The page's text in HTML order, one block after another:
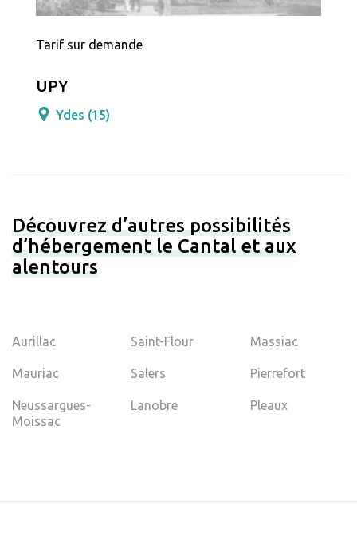
Tarif sur demande
UPY
Ydes (15)
Découvrez d’autres possibilités
d’hébergement le Cantal et aux
alentours
Aurillac Saint-Flour Massiac
Mauriac Salers Pierrefort
Neussargues-
Moissac
Lanobre Pleaux